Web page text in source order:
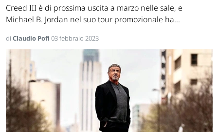
Creed III è di prossima uscita a marzo nelle sale, e
Michael B. Jordan nel suo tour promozionale ha...
di Claudio Pofi 03 febbraio 2023